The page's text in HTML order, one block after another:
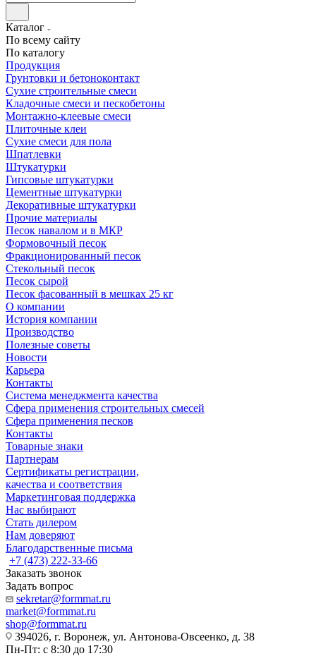
Каталог
По всему сайту
По каталогу
Продукция
Грунтовки и бетоноконтакт
Сухие строительные смеси
Кладочные смеси и пескобетоны
Монтажно-клеевые смеси
Плиточные клеи
Сухие смеси для пола
Шпатлевки
Штукатурки
Гипсовые штукатурки
Цементные штукатурки
Декоративные штукатурки
Прочие материалы
Песок навалом и в МКР
Формовочный песок
Фракционированный песок
Стекольный песок
Песок сырой
Песок фасованный в мешках 25 кг
О компании
История компании
Производство
Полезные советы
Новости
Карьера
Контакты
Система менеджмента качества
Сфера применения строительных смесей
Сфера применения песков
Контакты
Товарные знаки
Партнерам
Сертификаты регистрации,
качества и соответствия
Маркетинговая поддержка
Нас выбирают
Стать дилером
Нам доверяют
Благодарственные письма
+7 (473) 222-33-66
Заказать звонок
Задать вопрос
sekretar@formmat.ru
market@formmat.ru
shop@formmat.ru
394026, г. Воронеж, ул. Антонова-Овсеенко, д. 38
Пн-Пт: с 8:30 до 17:30